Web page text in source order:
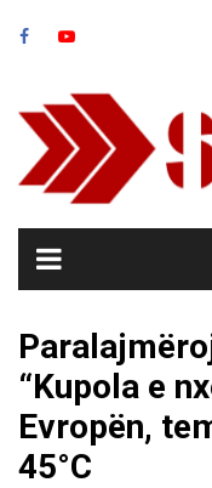
“Kupola e
Evropën,
45°C